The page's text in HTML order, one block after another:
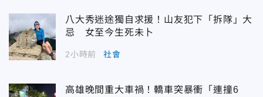
八大秀迷途獨自求援！山友犯下「拆隊」大
忌 女至今生死未卜
2小時前 社會
高雄晚間重大車禍！轎車突暴衝「連撞6